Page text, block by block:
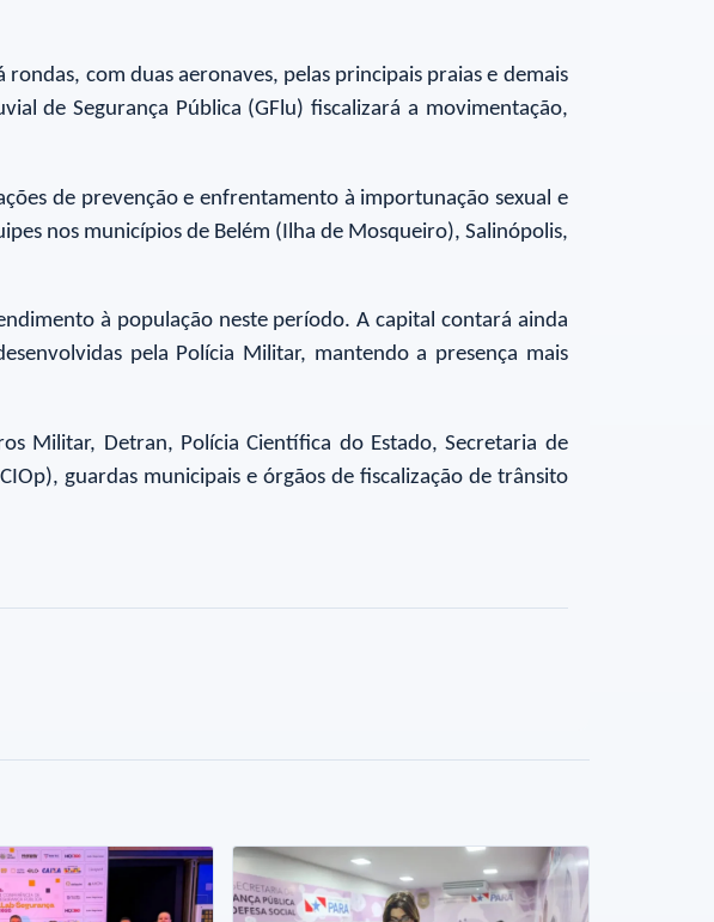
com duas aeronaves, pelas principais praias e demais
de Segurança Pública (GFlu) fiscalizará a movimentação,
de prevenção e enfrentamento à importunação sexual e
nos municípios de Belém (Ilha de Mosqueiro), Salinópolis,
à população neste período. A capital contará ainda
pela Polícia Militar, mantendo a presença mais
Militar, Detran, Polícia Científica do Estado, Secretaria de
guardas municipais e órgãos de fiscalização de trânsito